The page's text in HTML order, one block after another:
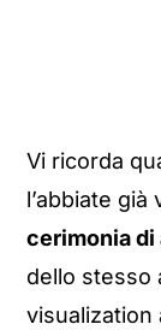
Vi ricorda
l’abbiate
cerimonia di
dello stesso
visualization